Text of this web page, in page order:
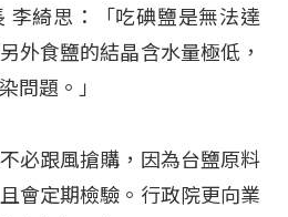
李綺思：「吃碘鹽是無法達
外食鹽的結晶含水量極低，
問題。」
必跟風搶購，因為台鹽原料
會定期檢驗。行政院更向業